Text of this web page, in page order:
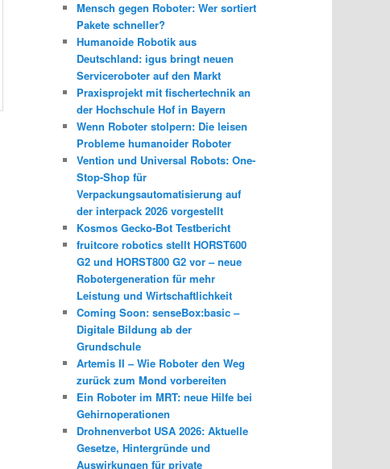
Mensch gegen Roboter: Wer sortiert
Pakete schneller?
Humanoide Robotik aus
Deutschland: igus bringt neuen
Serviceroboter auf den Markt
Praxisprojekt mit fischertechnik an
der Hochschule Hof in Bayern
Wenn Roboter stolpern: Die leisen
Probleme humanoider Roboter
Vention und Universal Robots: One-
Stop-Shop für
Verpackungsautomatisierung auf
der interpack 2026 vorgestellt
Kosmos Gecko-Bot Testbericht
fruitcore robotics stellt HORST600
G2 und HORST800 G2 vor – neue
Robotergeneration für mehr
Leistung und Wirtschaftlichkeit
Coming Soon: senseBox:basic –
Digitale Bildung ab der
Grundschule
Artemis II – Wie Roboter den Weg
zurück zum Mond vorbereiten
Ein Roboter im MRT: neue Hilfe bei
Gehirnoperationen
Drohnenverbot USA 2026: Aktuelle
Gesetze, Hintergründe und
Auswirkungen für private